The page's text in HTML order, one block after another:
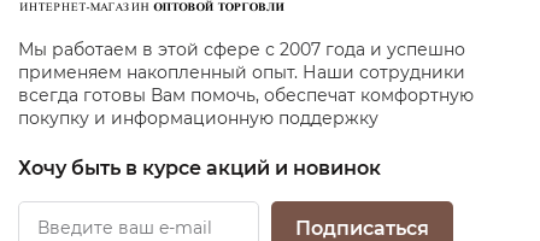
Мы работаем в этой сфере с 2007 года и успешно
применяем накопленный опыт. Наши сотрудники
всегда готовы Вам помочь, обеспечат комфортную
покупку и информационную поддержку
Хочу быть в курсе акций и новинок
Подписаться